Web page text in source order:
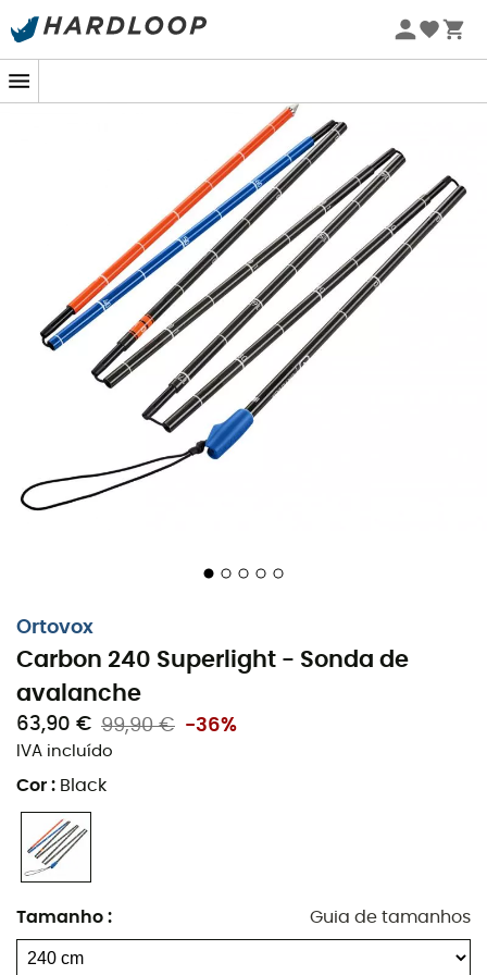
Promoções de verão 🔥 -5% EXTRA a partir de 2 produtos*
Ortovox
Carbon 240 Superlight - Sonda de
avalanche
63,90 € 99,90 € -36%
IVA incluído
Cor : Black
Tamanho : Guia de tamanhos
Um peso pluma, simplesmente! Com seus185 g
, a
Sonda Carbon 240 Superlight
, projetada pela marca
, é uma sonda de avalanche eficaz, leve e
compacta, que completa idealmente o seu
equipamento de segurança para avalanches
composto por ummochila airbag , umD.V.A
de vítimas de avalanche) e uma
pá. Seus segmentos,
com um comprimento total de240 cm
muito rapidamente em caso de emergência, graças ao
sistema de bloqueio Quick-Lock
parafuso de ajuste otimizado, você pode ajustar fácil e
rapidamente a tensão. A
uma ponta volumosa, com diâmetro ligeiramente
penetração na neve. Um equipamento leve e confiável,
encostas nevadas não sinalizadas!
Marcação de profundidade
Parafuso de ajuste para tensão ideal
Sistema de controle visual
Ponta de sonda volumosa
Sistema de tensão Aramida
Sistema de tensão Quick-Lock
Segmentos mais curtos para menor volume
Peso: 185 g
Orientação intuitiva